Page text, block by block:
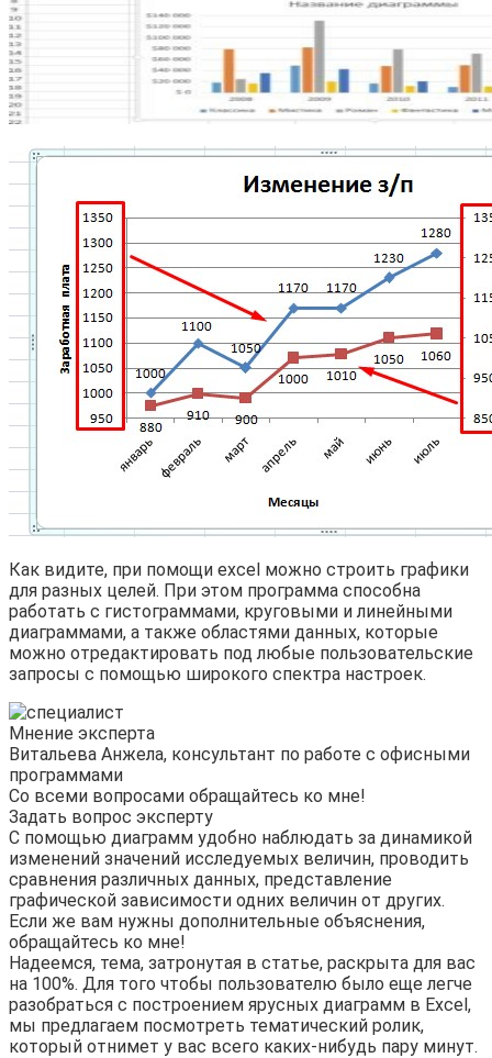
Как видите, при помощи excel можно строить графики
для разных целей. При этом программа способна
работать с гистограммами, круговыми и линейными
диаграммами, а также областями данных, которые
можно отредактировать под любые пользовательские
запросы с помощью широкого спектра настроек.
Мнение эксперта
Витальева Анжела, консультант по работе с офисными
программами
Со всеми вопросами обращайтесь ко мне!
Задать вопрос эксперту
С помощью диаграмм удобно наблюдать за динамикой
изменений значений исследуемых величин, проводить
сравнения различных данных, представление
графической зависимости одних величин от других.
Если же вам нужны дополнительные объяснения,
обращайтесь ко мне!
Надеемся, тема, затронутая в статье, раскрыта для вас
на 100%. Для того чтобы пользователю было еще легче
разобраться с построением ярусных диаграмм в Excel,
мы предлагаем посмотреть тематический ролик,
который отнимет у вас всего каких-нибудь пару минут.